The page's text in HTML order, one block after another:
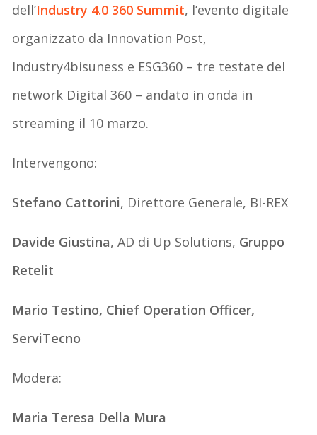
dell’Industry 4.0 360 Summit, l’evento digitale
organizzato da Innovation Post,
Industry4bisuness e ESG360 – tre testate del
network Digital 360 – andato in onda in
streaming il 10 marzo.
Intervengono:
Stefano Cattorini, Direttore Generale, BI-REX
Davide Giustina, AD di Up Solutions, Gruppo
Retelit
Mario Testino, Chief Operation Officer,
ServiTecno
Modera:
Maria Teresa Della Mura